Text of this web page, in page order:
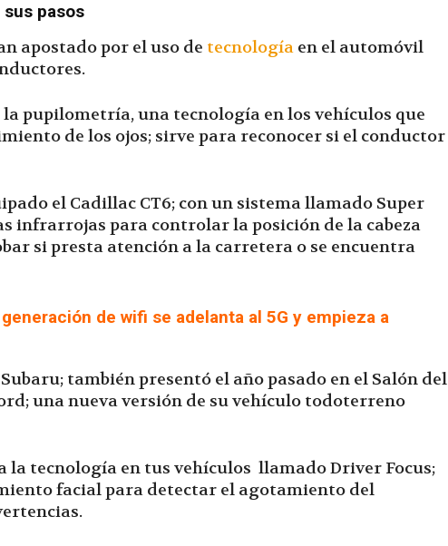
pasos
apostado por el uso de tecnología en el automóvil
pupilometría, una tecnología en los vehículos que
de los ojos; sirve para reconocer si el conductor
el Cadillac CT6; con un sistema llamado Super
infrarrojas para controlar la posición de la cabeza
si presta atención a la carretera o se encuentra
generación de wifi se adelanta al 5G y empieza a
también presentó el año pasado en el Salón del
una nueva versión de su vehículo todoterreno
la tecnología en tus vehículos llamado Driver Focus;
facial para detectar el agotamiento del